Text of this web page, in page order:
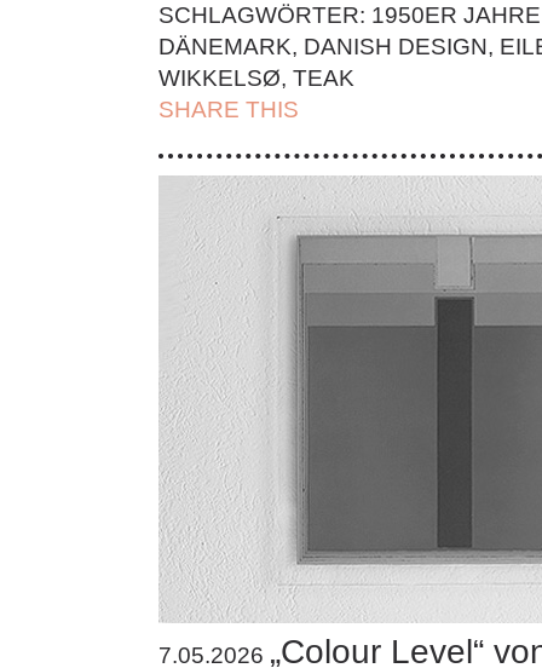
SCHLAGWÖRTER: 1950ER JAHRE
DÄNEMARK, DANISH DESIGN,
WIKKELSØ, TEAK
SHARE THIS
7.05.2026 „Colour Level“